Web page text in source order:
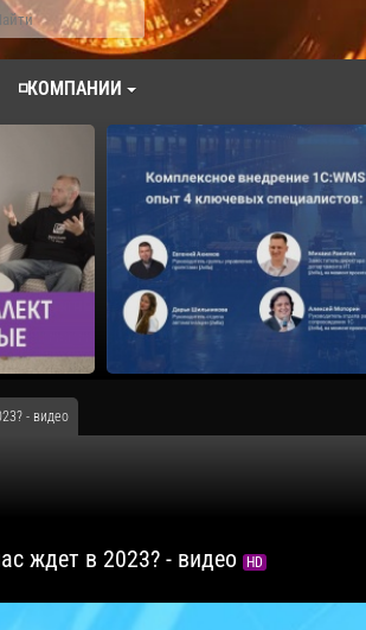
◽КОМПАНИИ
- видео
ждет в 2023? - видео HD